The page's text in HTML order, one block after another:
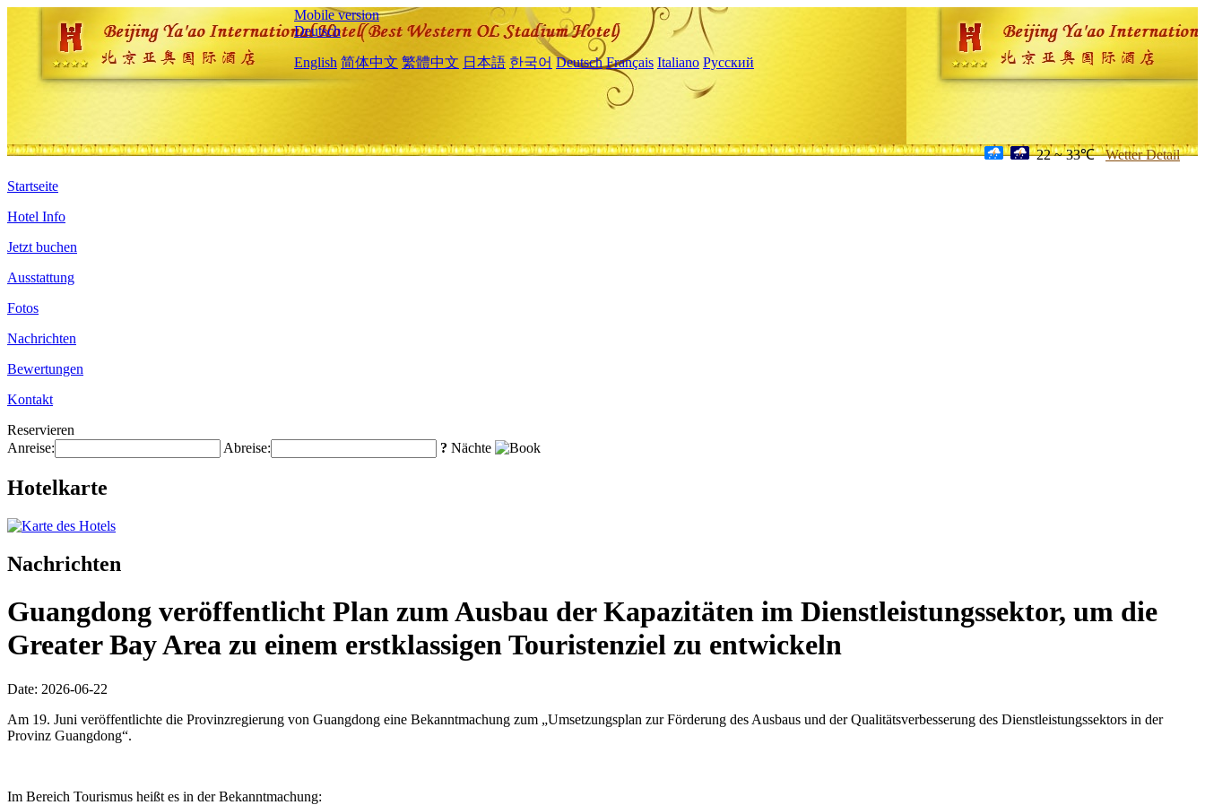
Mobile version
Deutsch
English 简体中文 繁體中文 日本語 한국어 Deutsch Français Italiano Русский
22 ~ 33℃ Wetter Detail
Startseite
Hotel Info
Jetzt buchen
Ausstattung
Fotos
Nachrichten
Bewertungen
Kontakt
Reservieren
Anreise:
Abreise: ? Nächte
Hotelkarte
Nachrichten
Guangdong veröffentlicht Plan zum Ausbau der Kapazitäten im Dienstleistungssektor, um die
Greater Bay Area zu einem erstklassigen Touristenziel zu entwickeln
Date: 2026-06-22
Am 19. Juni veröffentlichte die Provinzregierung von Guangdong eine Bekanntmachung zum „Umsetzungsplan zur Förderung des Ausbaus und der Qualitätsverbesserung des Dienstleistungssektors in der
Provinz Guangdong“.
Im Bereich Tourismus heißt es in der Bekanntmachung: